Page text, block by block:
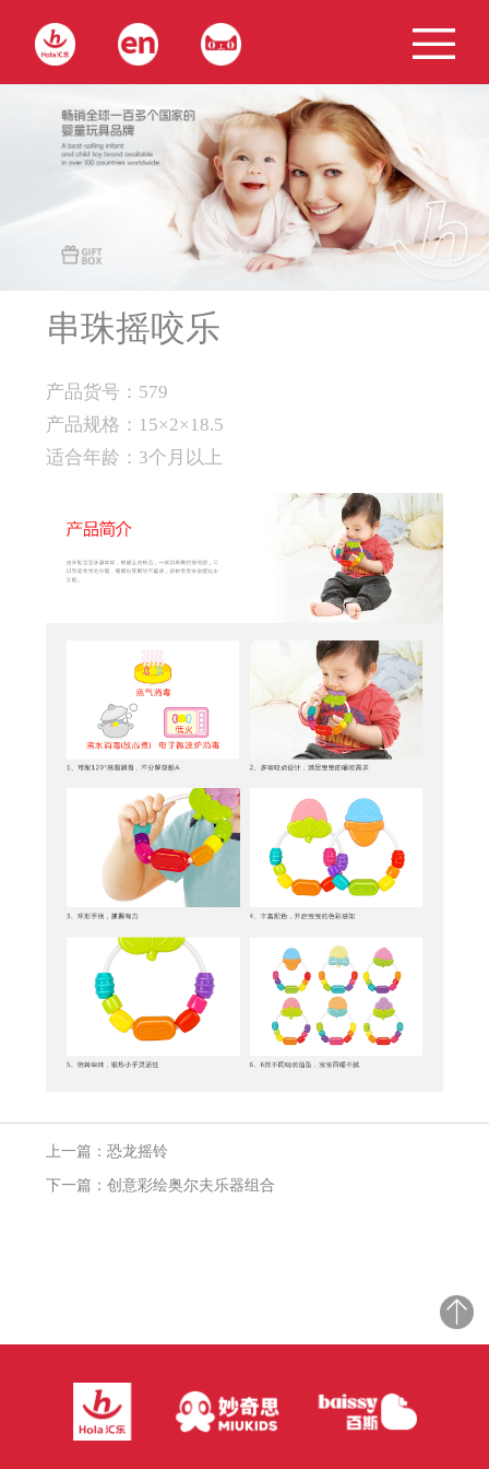
串珠摇咬乐
产品货号：579
产品规格：15×2×18.5
适合年龄：3个月以上
上一篇：恐龙摇铃
下一篇：创意彩绘奥尔夫乐器组合